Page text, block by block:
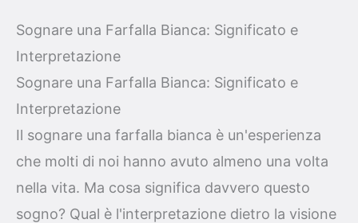
Sognare una Farfalla Bianca: Significato e
Interpretazione
Sognare una Farfalla Bianca: Significato e
Interpretazione
Il sognare una farfalla bianca è un'esperienza
che molti di noi hanno avuto almeno una volta
nella vita. Ma cosa significa davvero questo
sogno? Qual è l'interpretazione dietro la visione